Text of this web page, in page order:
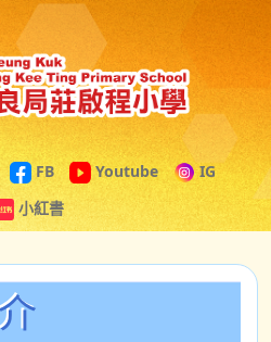
FB Youtube
IG
小紅書